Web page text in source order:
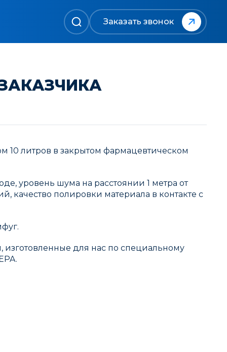
Заказать звонок
10 литров в закрытом фармацевтическом
уровень шума на расстоянии 1 метра от
качество полировки материала в контакте с
изготовленные для нас по специальному